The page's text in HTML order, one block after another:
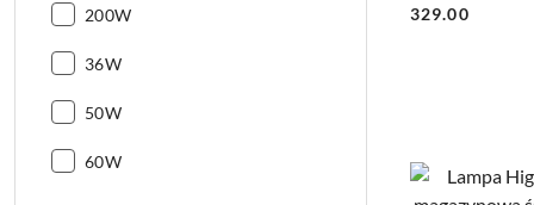
Moc:
200W
Moc:
36W
Moc:
50W
Moc:
60W
Cena:
329.00